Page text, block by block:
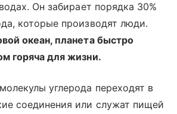
Он забирает порядка 30%
которые производят люди.
океан, планета быстро
горяча для жизни.
углерода переходят в
соединения или служат пищей